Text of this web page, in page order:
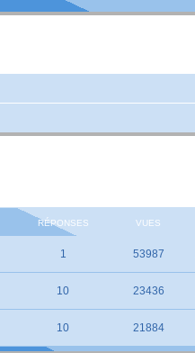
RÉPONSES VUES
1 53987
10 23436
10 21884